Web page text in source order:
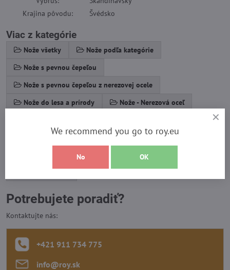
Krajina pôvodu: Švédsko
Viac z kategórie
Nože všetky
Nože podľa kategórie
Nože s pevnou čepeľou
Nože s pevnou čepeľou z nerezovej ocele
Nože do lesa a prírody
Nože - Nerezová oceľ
Nože - oceľ O1
Nože - oceľ Sandvik 12C27
Nože so škandinávskym výbrusom
Potrebujete poradiť?
Kontaktujte nás:
+421 911 734 775
info​@roy​.sk
We recommend you go to roy.eu
No OK